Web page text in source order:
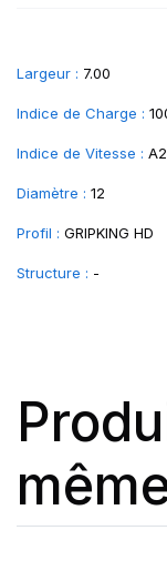
Largeur : 7.00
Indice de Charge :
Indice de Vitesse : A2
Diamètre : 12
Profil : GRIPKING HD
Structure : -